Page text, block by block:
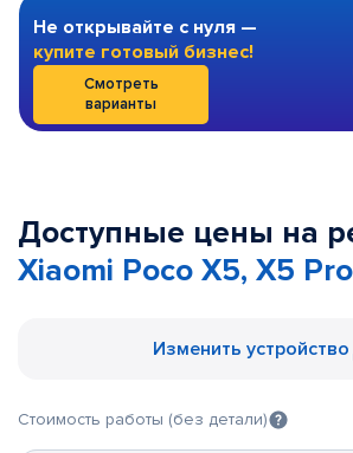
Не открывайте с нуля —
купите готовый бизнес!
Смотреть
варианты
Доступные цены на
Xiaomi Poco X5, X5 Pro
Изменить устройство
Стоимость работы (без детали)